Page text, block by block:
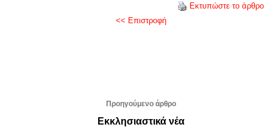
Εκτυπώστε το άρθρο
<< Επιστροφή
Προηγούμενο άρθρο
Εκκλησιαστικά νέα